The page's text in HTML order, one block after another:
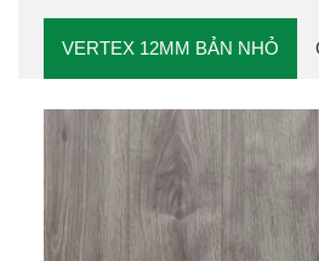
VERTEX 12MM BẢN NHỎ